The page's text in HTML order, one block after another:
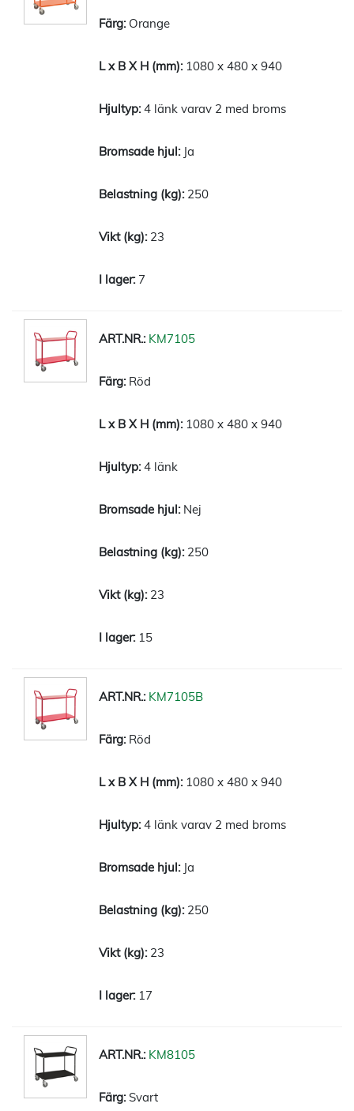
Orange
1080 x 480 x 940
4 länk varav 2 med broms
Ja
250
23
7
KM7105
Röd
1080 x 480 x 940
4 länk
Nej
250
23
15
KM7105B
Röd
1080 x 480 x 940
4 länk varav 2 med broms
Ja
250
23
17
KM8105
Svart